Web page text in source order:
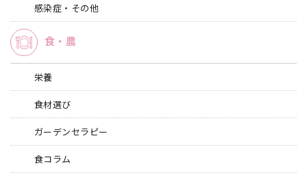
感染症・その他
食・農
栄養
食材選び
ガーデンセラピー
食コラム